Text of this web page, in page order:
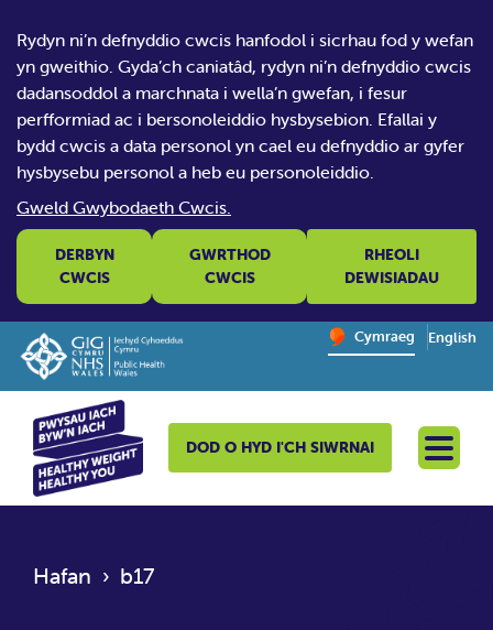
Rydyn ni’n defnyddio cwcis hanfodol i sicrhau fod y wefan
yn gweithio. Gyda’ch caniatâd, rydyn ni’n defnyddio cwcis
dadansoddol a marchnata i wella’n gwefan, i fesur
perfformiad ac i bersonoleiddio hysbysebion. Efallai y
bydd cwcis a data personol yn cael eu defnyddio ar gyfer
hysbysebu personol a heb eu personoleiddio.
Gweld Gwybodaeth Cwcis.
DERBYN
CWCIS
GWRTHOD
CWCIS
RHEOLI
DEWISIADAU
Change website
Cymraeg English
– Newid
DOD O HYD I'CH SIWRNAI
Hafan › b17